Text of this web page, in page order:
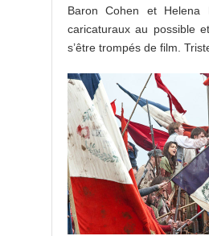
Baron Cohen et Helena
caricaturaux au possible
s’être trompés de film.